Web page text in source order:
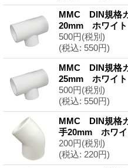
MMC DIN規格
20mm ホワイト
500円(税別)
(税込: 550円)
MMC DIN規格
25mm ホワイト
500円(税別)
(税込: 550円)
MMC DIN規格
手20mm ホワイ
200円(税別)
(税込: 220円)